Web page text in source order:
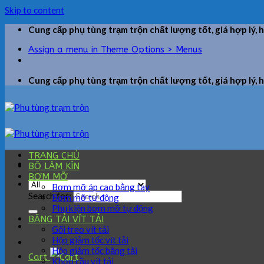
Skip to content
Cung cấp phụ tùng trạm trộn chất lượng tốt, giá hợp lý,
Assign a menu in Theme Options > Menus
Cung cấp phụ tùng trạm trộn chất lượng tốt, giá hợp lý,
Search for:
Cart
TRANG CHỦ
BỘ LÀM KÍN
BƠM MỠ
Bơm mỡ áp cao bằng tay
Bơm mỡ tự động
Phụ kiện bơm mỡ tự động
BĂNG TẢI VÍT TẢI
Gối treo vít tải
Hộp giảm tốc vít tải
Hộp giảm tốc băng tải
Khớp cầu vít tải